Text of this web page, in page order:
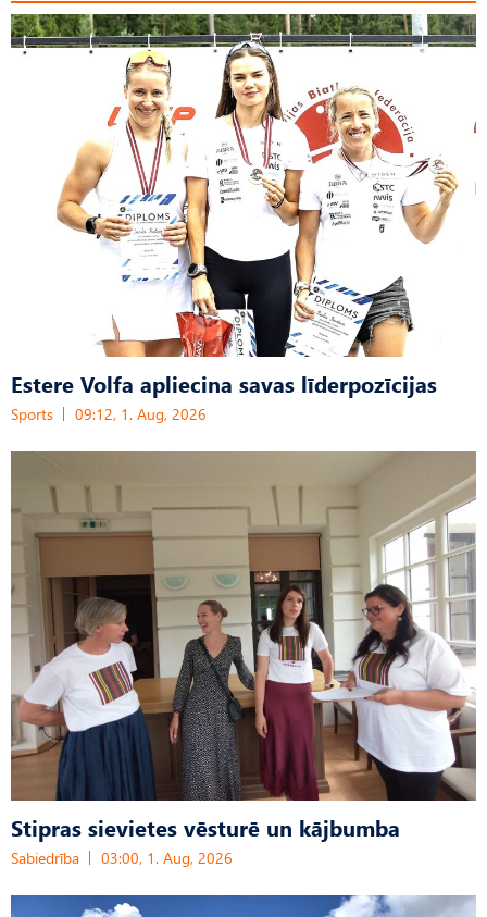
Estere Volfa apliecina savas līderpozīcijas
Sports 09:12, 1. Aug, 2026
Stipras sievietes vēsturē un kājbumba
Sabiedrība 03:00, 1. Aug, 2026